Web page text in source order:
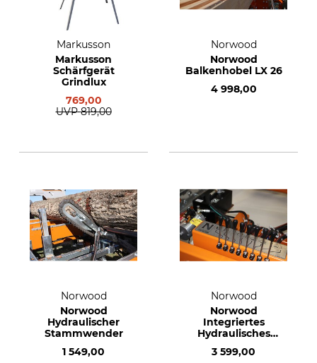
Markusson
Markusson
Schärfgerät
Grindlux
769,00
UVP 819,00
Norwood
Norwood
Balkenhobel LX 26
4 998,00
Norwood
Norwood
Hydraulischer
Stammwender
1 549,00
Norwood
Norwood
Integriertes
Hydraulisches
HD36
3 599,00